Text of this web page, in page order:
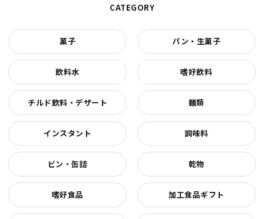
CATEGORY
菓子 パン・生菓子
飲料水 嗜好飲料
チルド飲料・デザート 麺類
インスタント 調味料
ビン・缶詰 乾物
嗜好食品 加工食品ギフト